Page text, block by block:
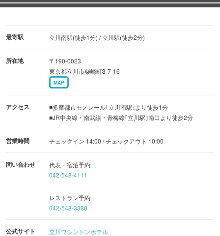
また、テクノシティを縦断する多摩都市モノレール｢立川南
｢立川駅｣南口からも徒歩２分と抜群なアクセス環境に立地
利です。
最寄駅 立川南駅(徒歩1分) / 立川駅(徒歩2分)
所在地
〒190-0023
東京都立川市柴崎町3-7-16
MAP
アクセス
■多摩都市モノレール｢立川南駅｣より徒歩1分
■JR中央線・南武線・青梅線｢立川駅｣南口より徒歩2分
営業時間 チェックイン 14:00 / チェックアウト 10:00
問い合わせ
代表・宿泊予約
042-548-4111
レストラン予約
042-548-3380
公式サイト 立川ワシントンホテル